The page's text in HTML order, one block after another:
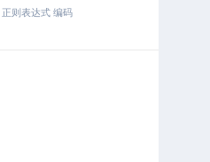
正则表达式 编码